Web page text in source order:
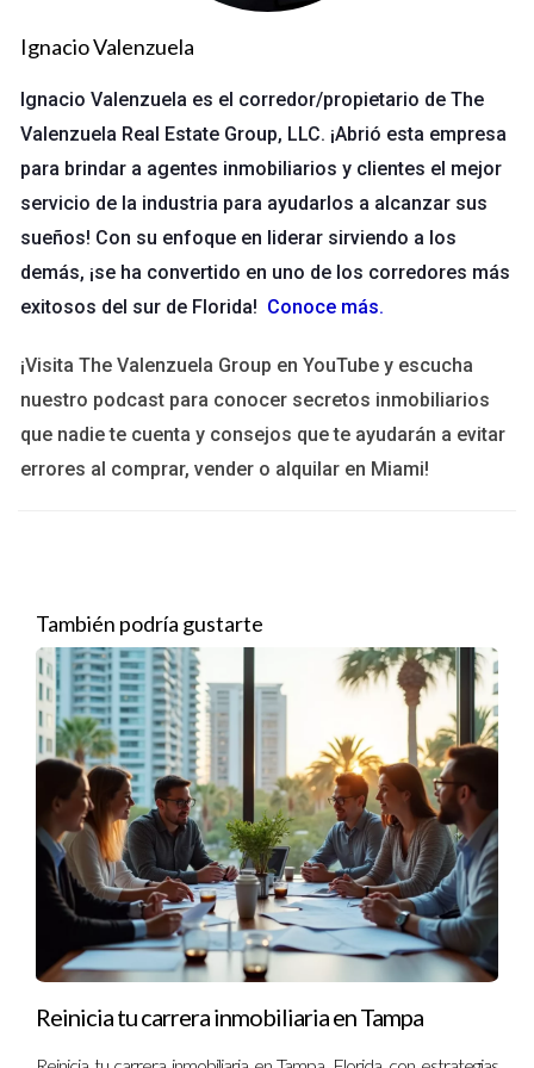
Una pareja conocida se aventuró en el flipping de casas.
Compraron una vivienda en un barrio en auge. La renovación
cocina y el baño, lo que les permitió vender rápidamente con
No dudes en preguntar sobre estrategias de
flipping, puedo ayudarte a encontrar
oportunidades.
Alquiler a Corto Plazo
Un colega empezó a alquilar su propiedad a corto plazo
usando plataformas como Airbnb. Identificó las épocas altas
Si quieres saber cómo manejar un alquiler a corto
plazo, ¡estaré encantado de asesorarte!
Preguntas Frecuentes
¿Es seguro invertir en propiedades en Orlando?
En general, sí. El mercado inmobiliario está creciendo, pero es
crucial hacer un análisis cuidadoso antes de invertir.
¿Cuáles son los mejores barrios para comprar?
Barrio como Winter Park y Lake Nona están ganando
área.
Ignacio Valenzuela
Ignacio Valenzuela es el corredor/propietario de The
Valenzuela Real Estate Group, LLC. ¡Abrió esta empresa
para brindar a agentes inmobiliarios y clientes el mejor
servicio de la industria para ayudarlos a alcanzar sus
sueños! Con su enfoque en liderar sirviendo a los
demás, ¡se ha convertido en uno de los corredores más
exitosos del sur de Florida! Conoce más.
¡Visita The Valenzuela Group en YouTube y escucha
nuestro podcast para conocer secretos inmobiliarios
que nadie te cuenta y consejos que te ayudarán a evitar
errores al comprar, vender o alquilar en Miami!
También podría gustarte
Reinicia tu carrera inmobiliaria en Tampa